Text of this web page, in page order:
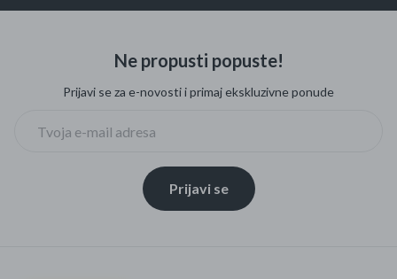
Ne propusti popuste!
Prijavi se za e-novosti i primaj ekskluzivne ponude
Prijavi se